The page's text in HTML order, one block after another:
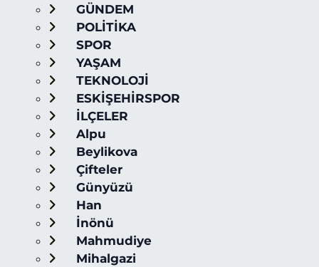
GÜNDEM
POLİTİKA
SPOR
YAŞAM
TEKNOLOJİ
ESKİŞEHİRSPOR
İLÇELER
Alpu
Beylikova
Çifteler
Günyüzü
Han
İnönü
Mahmudiye
Mihalgazi